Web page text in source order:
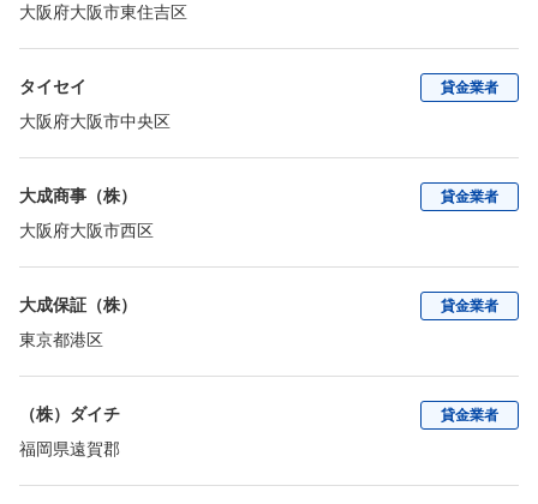
大阪府大阪市東住吉区
タイセイ
大阪府大阪市中央区
貸金業者
大成商事（株）
大阪府大阪市西区
貸金業者
大成保証（株）
東京都港区
貸金業者
（株）ダイチ
福岡県遠賀郡
貸金業者